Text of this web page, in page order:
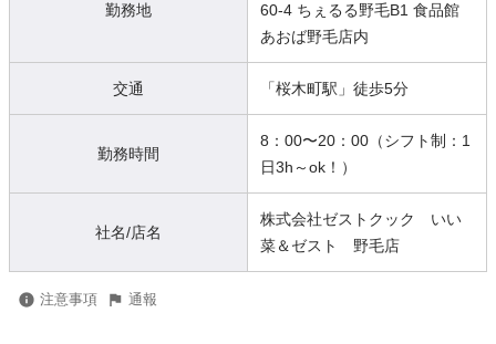
勤務地
60-4 ちぇるる野毛B1 食品館
あおば野毛店内
交通 「桜木町駅」徒歩5分
勤務時間
8：00〜20：00（シフト制：1
日3h～ok！）
社名/店名
株式会社ゼストクック いい
菜＆ゼスト 野毛店
注意事項 通報